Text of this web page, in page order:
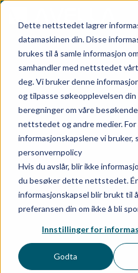
Dette nettstedet lagrer
datamaskinen din. Disse
brukes til å samle informasjon
samhandler med nettstedet
deg. Vi bruker denne
og tilpasse søkeopplevelsen
beregninger om våre
nettstedet og andre medier. For
informasjonskapslene vi bruker,
personvernpolicy
Hvis du avslår, blir ikke
du besøker dette nettstedet.
informasjonskapsel blir brukt til
preferansen din om ikke å bli
Innstillinger for
Godta
TINE